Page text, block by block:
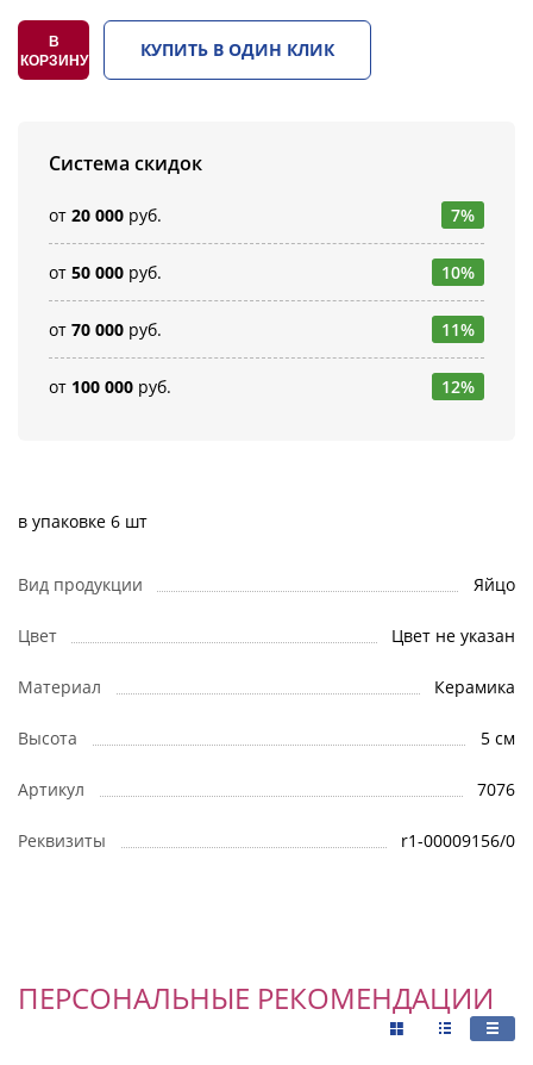
В
КОРЗИНУ
КУПИТЬ В ОДИН КЛИК
Система скидок
от 20 000 руб. 7%
от 50 000 руб. 10%
от 70 000 руб. 11%
от 100 000 руб. 12%
в упаковке 6 шт
Вид продукции Яйцо
Цвет Цвет не указан
Материал Керамика
Высота 5 см
Артикул 7076
Реквизиты r1-00009156/0
ПЕРСОНАЛЬНЫЕ РЕКОМЕНДАЦИИ